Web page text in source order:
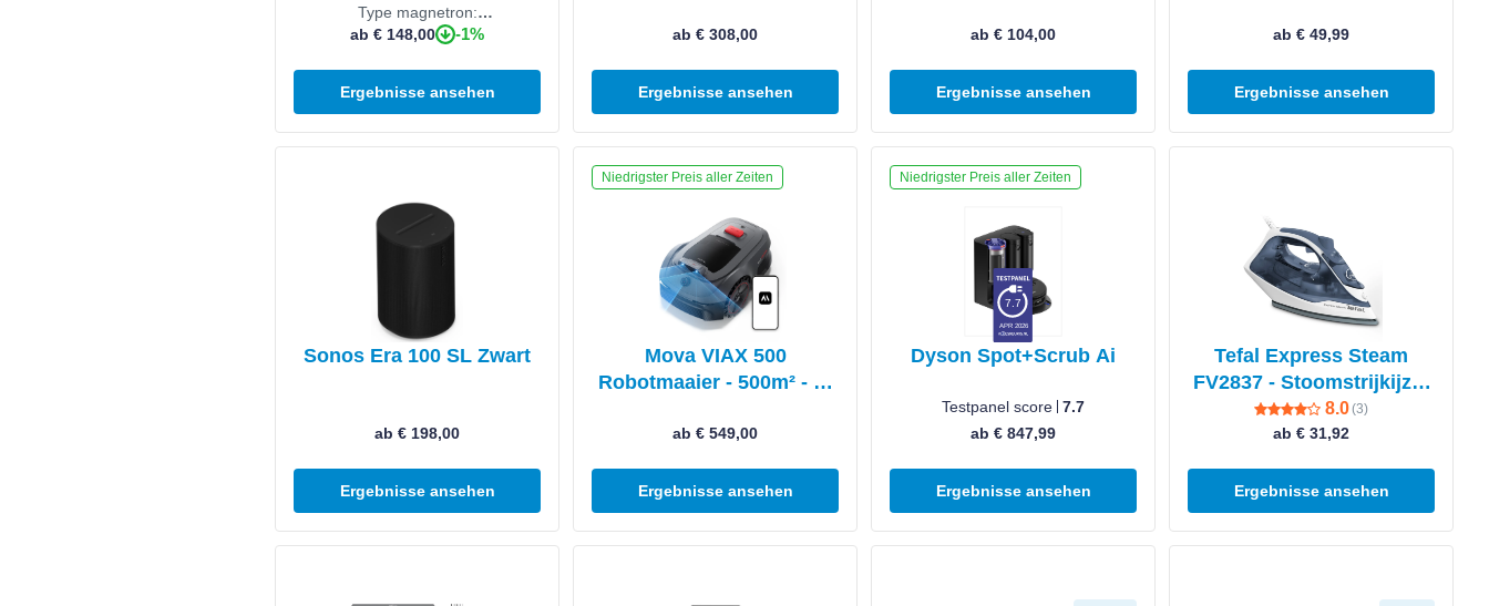
Type magnetron:
Combimagnetron
ab € 148,00 -1%
Ergebnisse ansehen
ab € 308,00
Ergebnisse ansehen
ab € 104,00
Ergebnisse ansehen
ab € 49,99
Ergebnisse ansehen
Sonos Era 100 SL Zwart
ab € 198,00
Ergebnisse ansehen
Niedrigster Preis aller Zeiten
Mova VIAX 500
Robotmaaier - 500m² - AI
Zones - RTK-Vrij -
ab € 549,00
Ergebnisse ansehen
Niedrigster Preis aller Zeiten
7.7
APR 2026
Dyson Spot+Scrub Ai
Testpanel score 7.7
ab € 847,99
Ergebnisse ansehen
Tefal Express Steam
FV2837 - Stoomstrijkijzer
- 2400W - Cerium
zoolplaat
8.0(3)
ab € 31,92
Ergebnisse ansehen